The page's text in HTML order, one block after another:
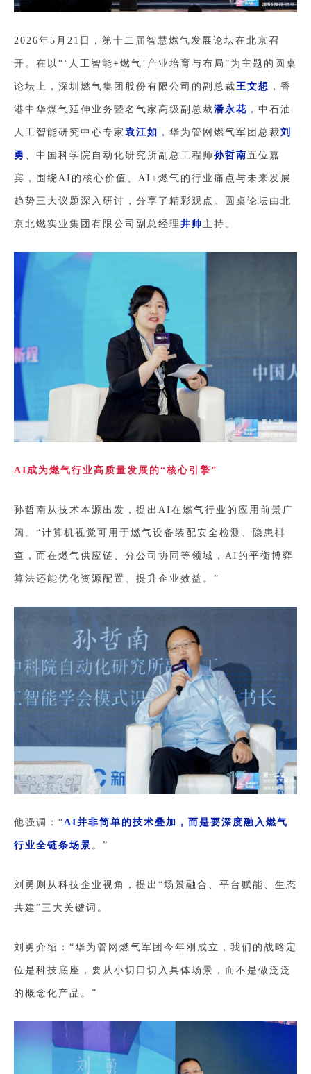
2026年5月21日，第十二届智慧燃气发展论坛在北京召
开。在以“‘人工智能+燃气’产业培育与布局”为主题的圆桌
论坛上，深圳燃气集团股份有限公司的副总裁王文想 ，香
港中华煤气延伸业务暨名气家高级副总裁潘永花 ，中石油
人工智能研究中心专家 袁江如 ，华为管网燃气军团总裁刘
勇 、中国科学院自动化研究所副总工程师 孙哲南 五位嘉
宾，围绕AI的核心价值、AI+燃气的行业痛点与未来发展
趋势三大议题深入研讨，分享了精彩观点。圆桌论坛由北
京北燃实业集团有限公司副总经理 井帅 主持。
AI成为燃气行业高质量发展的“核心引擎”
孙哲南从技术本源出发，提出AI在燃气行业的应用前景广
阔。“计算机视觉可用于燃气设备装配安全检测、隐患排
查，而在燃气供应链、分公司协同等领域，AI的平衡博弈
算法还能优化资源配置、提升企业效益。”
他强调：“ AI并非简单的技术叠加，而是要深度融入燃气
行业全链条场景 。”
刘勇则从科技企业视角，提出“场景融合、平台赋能、生态
共建”三大关键词。
刘勇介绍：“华为管网燃气军团今年刚成立，我们的战略定
位是科技底座，要从小切口切入具体场景，而不是做泛泛
的概念化产品。”